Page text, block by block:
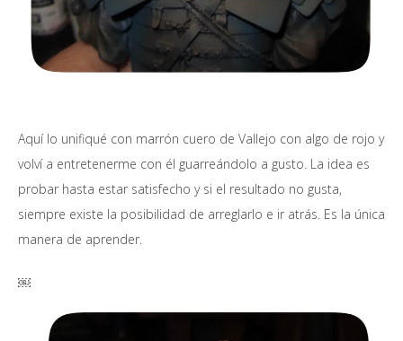
Aquí lo unifiqué con marrón cuero de Vallejo con algo de rojo y
volví a entretenerme con él guarreándolo a gusto. La idea es
probar hasta estar satisfecho y si el resultado no gusta,
siempre existe la posibilidad de arreglarlo e ir atrás. Es la única
manera de aprender.
￼